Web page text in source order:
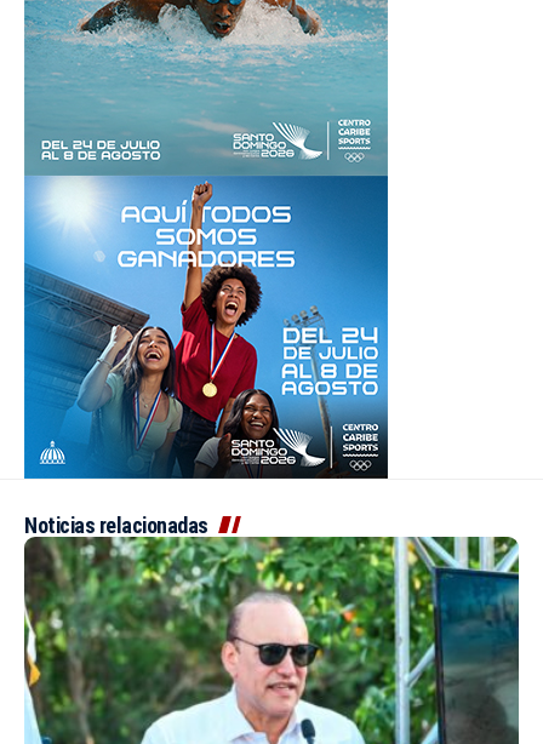
Noticias relacionadas